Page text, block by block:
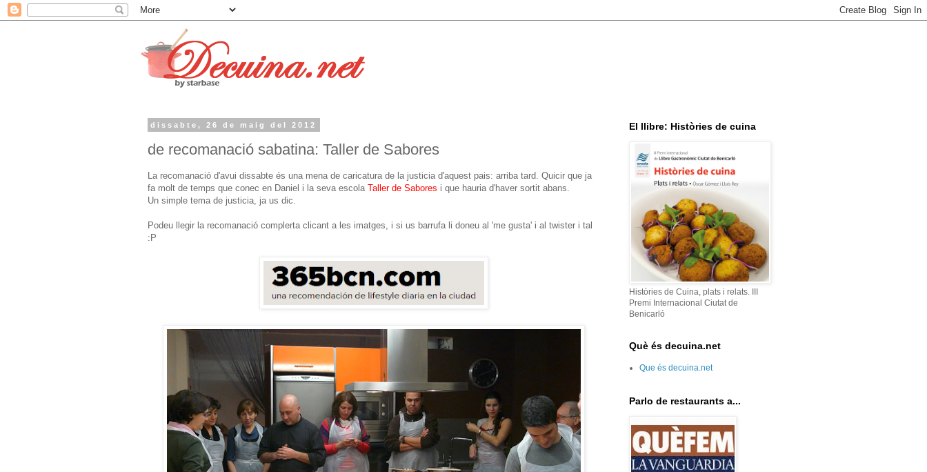
dissabte, 26 de maig del 2012
de recomanació sabatina: Taller de Sabores
La recomanació d'avui dissabte és una mena de caricatura de la justicia d'aquest pais: arriba tard. Quicir que ja
fa molt de temps que conec en Daniel i la seva escola Taller de Sabores i que hauria d'haver sortit abans.
Un simple tema de justicia, ja us dic.
Podeu llegir la recomanació complerta clicant a les imatges, i si us barrufa li doneu al 'me gusta' i al twister i tal
:P
El llibre: Històries de cuina
Històries de Cuina, plats i relats. III
Premi Internacional Ciutat de
Benicarló
Què és decuina.net
Que és decuina.net
Parlo de restaurants a...